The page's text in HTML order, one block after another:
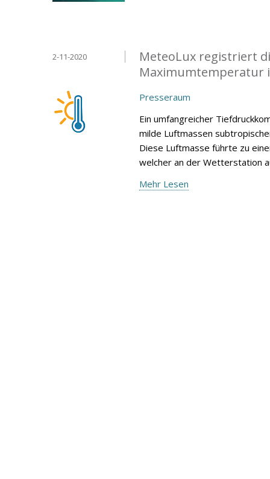
MeteoLux registriert
Maximumtemperatur
2-11-2020
Presseraum
Ein umfangreicher
milde Luftmassen
Diese Luftmasse führte zu
welcher an der Wetterstation
Mehr Lesen